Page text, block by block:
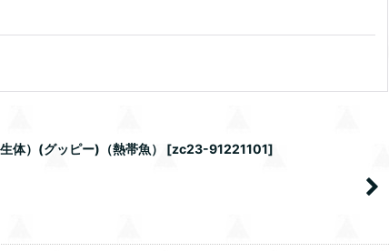
体）(グッピー)（熱帯魚） [zc23-91221101]